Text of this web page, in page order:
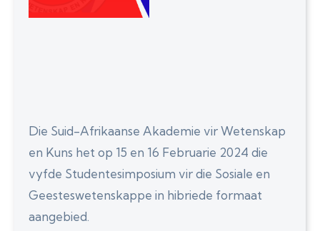
Die Suid-Afrikaanse Akademie vir Wetenskap
en Kuns het op 15 en 16 Februarie 2024 die
vyfde Studentesimposium vir die Sosiale en
Geesteswetenskappe in hibriede formaat
aangebied.